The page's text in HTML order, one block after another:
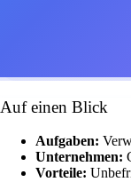
Auf einen Blick
Aufgaben:
Unternehmen:
Vorteile: